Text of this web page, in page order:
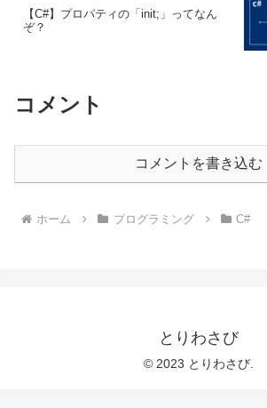
【C#】プロパティの「init;」ってなん
ぞ？
コメント
コメントを書き込む
ホーム プログラミング C#
とりわさび
© 2023 とりわさび.